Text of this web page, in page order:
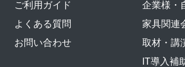
ご利用ガイド
よくある質問
お問い合わせ
企業様・
家具関連
取材・講
IT導入補